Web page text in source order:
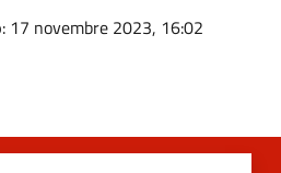
: 17 novembre 2023, 16:02